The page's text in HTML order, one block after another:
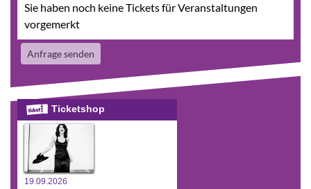
Sie haben noch keine Tickets für Veranstaltungen
vorgemerkt
Anfrage senden
Ticketshop
19.09.2026